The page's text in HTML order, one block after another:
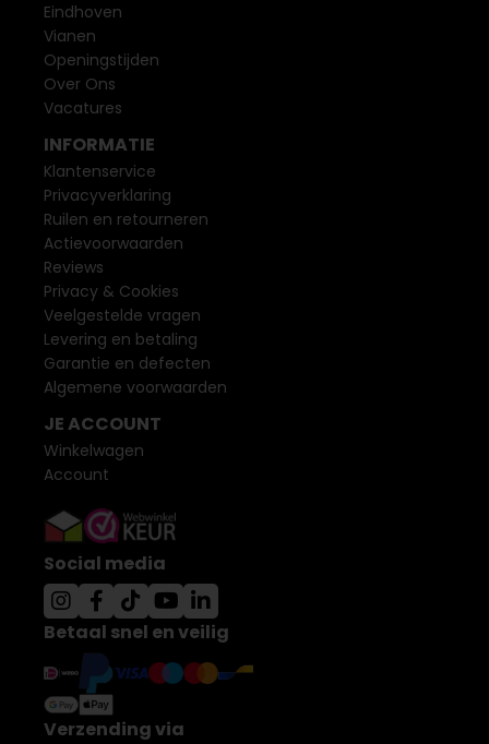
Eindhoven
Vianen
Openingstijden
Over Ons
Vacatures
INFORMATIE
Klantenservice
Privacyverklaring
Ruilen en retourneren
Actievoorwaarden
Reviews
Privacy & Cookies
Veelgestelde vragen
Levering en betaling
Garantie en defecten
Algemene voorwaarden
JE ACCOUNT
Winkelwagen
Account
Social media
Betaal snel en veilig
Verzending via